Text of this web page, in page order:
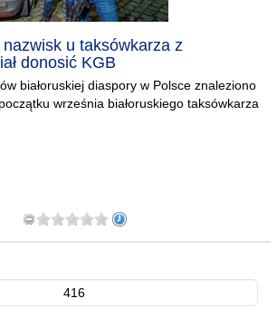
u taksówkarza z
donosić KGB
białoruskiej diaspory w Polsce znaleziono
września białoruskiego taksówkarza
416